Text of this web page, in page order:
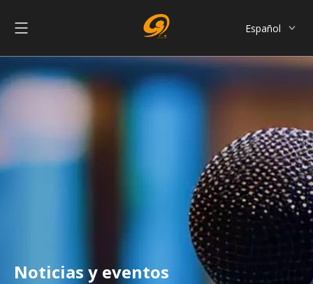
Español
العربية
Português
简体中文
Noticias y eventos